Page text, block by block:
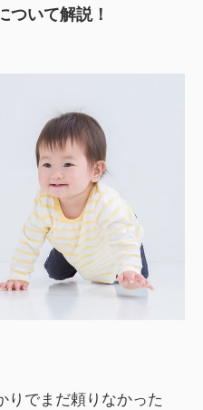
ついて解説！
りでまだ頼りなかった